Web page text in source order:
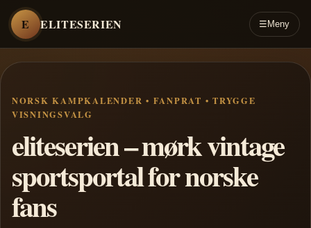
E ELITESERIEN ☰ Meny
NORSK KAMPKALENDER • FANPRAT • TRYGGE
VISNINGSVALG
eliteserien – mørk vintage
sportsportal for norske
fans